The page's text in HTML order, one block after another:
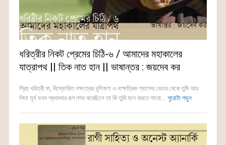
ধরিত্রীর নিকট প্রেমের চিঠি-৬ / আমাদের মহাকালের
যাত্রাপথ || তিক নাত হান || ভাষান্তর : জয়দেব কর
প্রিয় ধরিত্রী মা, বিস্ফোরিত নক্ষত্রের ধূলিকণা ও নাক্ষত্রিক গ্যাসের ভেতর থেকে তুমি আর
পিতা সূর্য যখন প্রথমবার রূপ লাভ করেছিলে তা কি তুমি মনে করতে পারো... পুরোটা পড়ুন